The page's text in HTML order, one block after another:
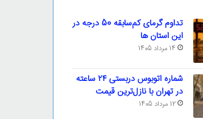
تداوم گرمای کم‌سابقه 50 درجه در
این استان ها
14 مرداد 1405
شماره اتوبوس دربستی ۲۴ ساعته
در تهران با نازل‌ترین قیمت
12 مرداد 1405